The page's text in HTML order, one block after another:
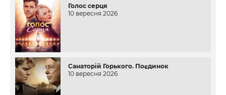
Голос серця
10 вересня 2026
Санаторій Горького. Поєдинок
10 вересня 2026